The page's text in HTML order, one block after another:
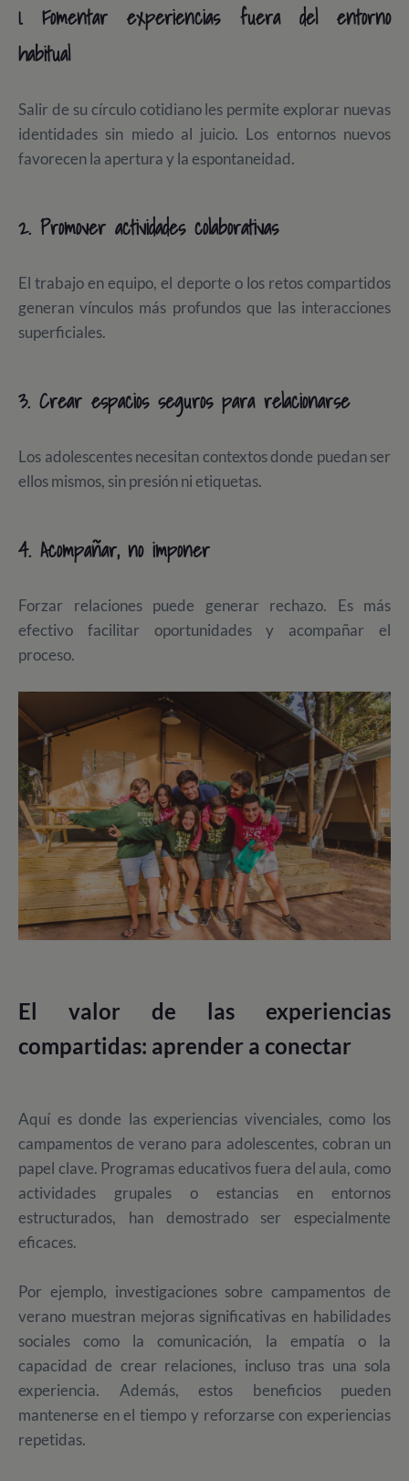
1. Fomentar experiencias fuera del entorno
habitual
Salir de su círculo cotidiano les permite explorar nuevas
identidades sin miedo al juicio. Los entornos nuevos
favorecen la apertura y la espontaneidad.
2. Promover actividades colaborativas
El trabajo en equipo, el deporte o los retos compartidos
generan vínculos más profundos que las interacciones
superficiales.
3. Crear espacios seguros para relacionarse
Los adolescentes necesitan contextos donde puedan ser
ellos mismos, sin presión ni etiquetas.
4. Acompañar, no imponer
Forzar relaciones puede generar rechazo. Es más
efectivo facilitar oportunidades y acompañar el
proceso.
El valor de las experiencias
compartidas: aprender a conectar
Aquí es donde las experiencias vivenciales, como los
campamentos de verano para adolescentes, cobran un
papel clave. Programas educativos fuera del aula, como
actividades grupales o estancias en entornos
estructurados, han demostrado ser especialmente
eficaces.
Por ejemplo, investigaciones sobre campamentos de
verano muestran mejoras significativas en habilidades
sociales como la comunicación, la empatía o la
capacidad de crear relaciones, incluso tras una sola
experiencia. Además, estos beneficios pueden
mantenerse en el tiempo y reforzarse con experiencias
repetidas.